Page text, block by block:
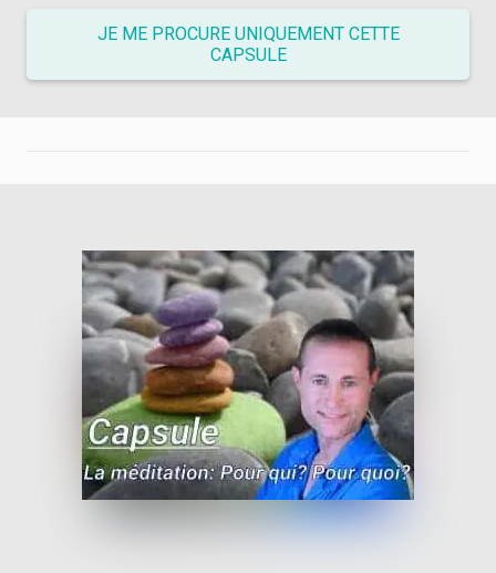
JE ME PROCURE UNIQUEMENT CETTE
CAPSULE